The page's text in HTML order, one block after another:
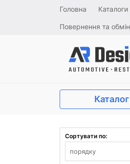
Головна Каталоги
Повернення та обмін
Каталог
Сортувати по: